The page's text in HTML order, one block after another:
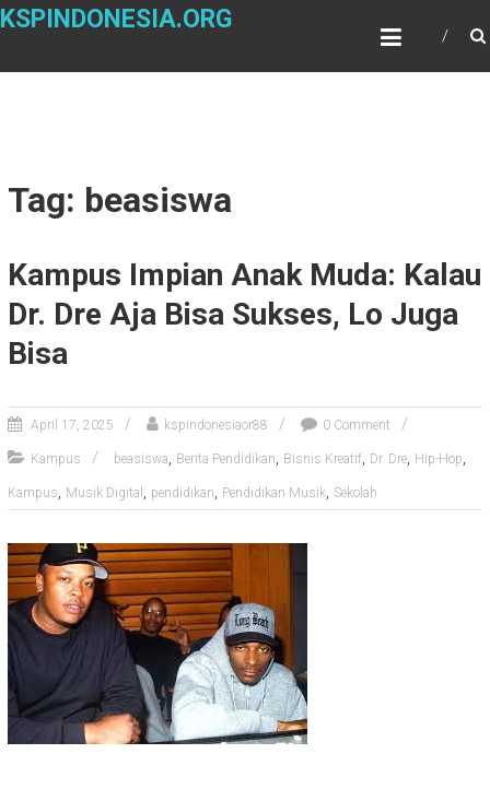
Skip
KSPINDONESIA.ORG
Tag: beasiswa
Kampus Impian Anak Muda: Kalau
Dr. Dre Aja Bisa Sukses, Lo Juga
Bisa
April 17, 2025 kspindonesiaor88 0 Comment
Kampus beasiswa, Berita Pendidikan, Bisnis Kreatif, Dr. Dre, Hip-Hop,
Kampus, Musik Digital , pendidikan, Pendidikan Musik, Sekolah